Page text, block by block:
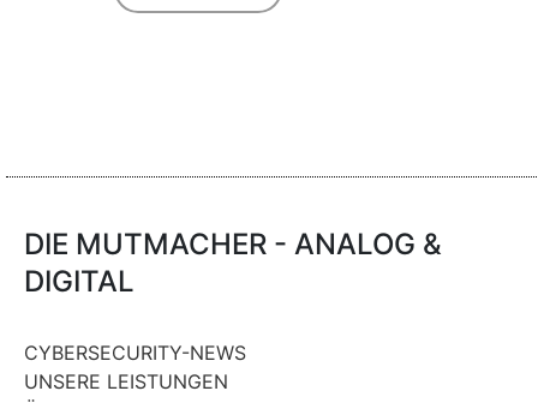
DIE MUTMACHER - ANALOG &
DIGITAL
CYBERSECURITY-NEWS
UNSERE LEISTUNGEN